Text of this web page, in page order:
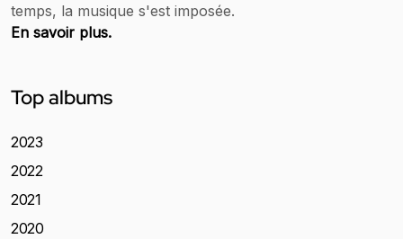
temps, la musique s'est imposée.
En savoir plus.
Top albums
2023
2022
2021
2020